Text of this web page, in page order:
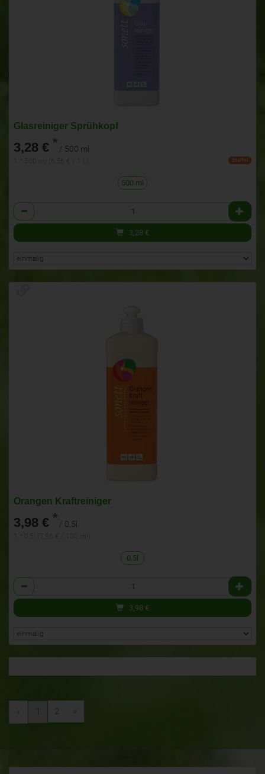
Glasreiniger Sprühkopf
3,28 € * / 500 ml
Staffel
500 ml
Anzahl
3,28 €
Orangen Kraftreiniger
3,98 € * / 0,5l
0,5l
Anzahl
3,98 €
1 2 »